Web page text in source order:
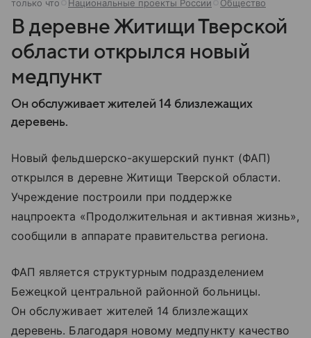
только что Национальные проекты России Общество
В деревне Житищи Тверской
области открылся новый
медпункт
Он обслуживает жителей 14 близлежащих
деревень.
Новый фельдшерско-акушерский пункт (ФАП)
открылся в деревне Житищи Тверской области.
Учреждение построили при поддержке
нацпроекта «Продолжительная и активная жизнь»,
сообщили в аппарате правительства региона.
ФАП является структурным подразделением
Бежецкой центральной районной больницы.
Он обслуживает жителей 14 близлежащих
деревень. Благодаря новому медпункту качество